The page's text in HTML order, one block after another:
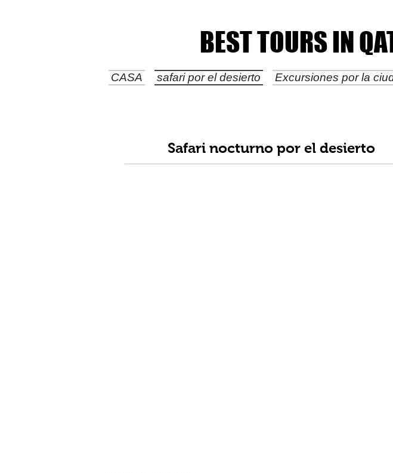
BEST TOURS IN
BEST TOURS IN
CASA safari por el desierto Excursiones por la
Safari nocturno por el desierto